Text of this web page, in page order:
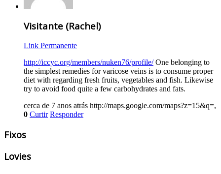
Visitante (Rachel)
Link Permanente
http://iccyc.org/members/nuken76/profile/One belonging to
the simplest remedies for varicose veins is to consume proper
diet with regarding fresh fruits, vegetables and fish. Likewise
try to avoid food quite a few carbohydrates and fats.
cerca de 7 anos atrás http://maps.google.com/maps?z=15&q=,
0 Curtir Responder
Fixos
Lovies